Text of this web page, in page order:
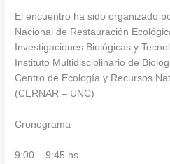
El encuentro ha sido organizado
Nacional de Restauración
Investigaciones Biológicas y
Instituto Multidisciplinario de Bi
Centro de Ecología y Recursos
(CERNAR – UNC)
Cronograma
9:00 – 9:45 hs.